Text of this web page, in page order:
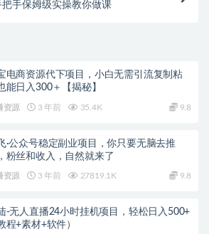
手保姆级实操教你做课
电商资源代下项目，小白无需引流复制粘
能日入300＋【揭秘】
资源 3 年前 35.4K 9.8
·公众号稳定副业项目，你只要无脑去推
粉丝和收入，自然就来了
资源 3 年前 27819.1K 9.8
-无人直播24小时挂机项目，轻松日入500+
程+素材+软件）